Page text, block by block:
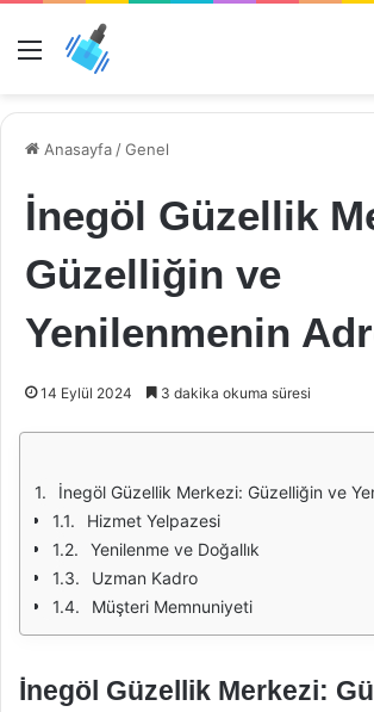
Menü
Anasayfa /Genel
İnegöl Güzellik
Güzelliğin ve
Yenilenmenin
14 Eylül 2024 3 dakika okuma süresi
İnegöl Güzellik Merkezi: Güzelliğin ve
Hizmet Yelpazesi
Yenilenme ve Doğallık
Uzman Kadro
Müşteri Memnuniyeti
İnegöl Güzellik Merkezi: